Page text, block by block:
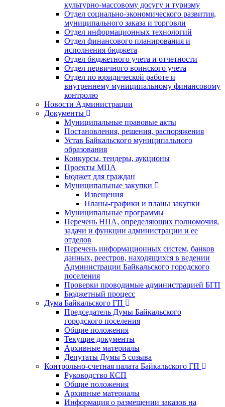
культурно-массовому досугу и туризму
Отдел социально-экономического развития,
муниципального заказа и торговли
Отдел информационных технологий
Отдел финансового планирования и
исполнения бюджета
Отдел бюджетного учета и отчетности
Отдел первичного воинского учета
Отдел по юридической работе и
внутреннему муниципальному финансовому
контролю
Новости Администрации
Документы
Муниципальные правовые акты
Постановления, решения, распоряжения
Устав Байкальского муниципального
образования
Конкурсы, тендеры, аукционы
Проекты МПА
Бюджет для граждан
Муниципальные закупки
Извещения
Планы-графики и планы закупки
Муниципальные программы
Перечень НПА, определяющих полномочия,
задачи и функции администрации и ее
отделов
Перечень информационных систем, банков
данных, реестров, находящихся в ведении
Администрации Байкальского городского
поселения
Проверки проводимые администрацией БГП
Бюджетный процесс
Дума Байкальского ГП
Председатель Думы Байкальского
городского поселения
Общие положения
Текущие документы
Архивные материалы
Депутаты Думы 5 созыва
Контрольно-счетная палата Байкальского ГП
Руководство КСП
Общие положения
Архивные материалы
Информация о размещении заказов на